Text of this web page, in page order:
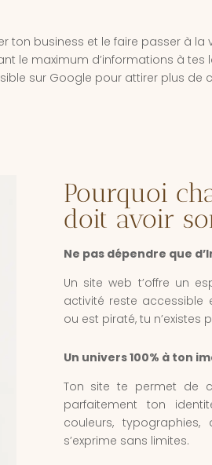
ton business et le faire passer à la
le maximum d’informations à tes
sur Google pour attirer plus de
Pourquoi
doit avoir
Ne pas dépendre que
Un site web t’offre un
activité reste
ou est piraté, tu n’existes
Un univers 100% à ton
Ton site te permet de
parfaitement ton
couleurs,
s’exprime sans limites.